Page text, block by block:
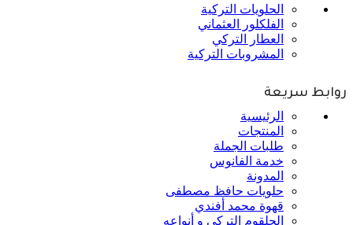
الحلويات التركية
الفلكلور العثماني
العطار التركي
المشروبات التركية
روابط سريعة
الرئيسية
المنتجات
طلبات الجملة
خدمة الفانوس
المدونة
حلويات حافظ مصطفى
قهوة محمد أفندي
الحلقوم التركي و أنواعه